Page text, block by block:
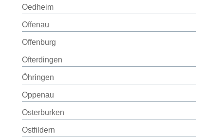
Oedheim
Offenau
Offenburg
Ofterdingen
Öhringen
Oppenau
Osterburken
Ostfildern